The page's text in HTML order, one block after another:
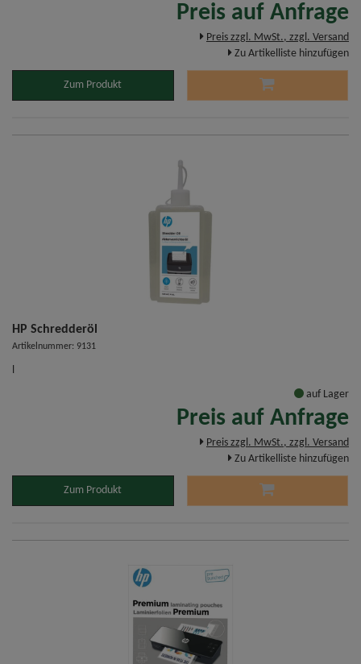
Preis auf Anfrage
Preis zzgl. MwSt., zzgl. Versand
Zu Artikelliste hinzufügen
Zum Produkt
HP Schredderöl
Artikelnummer: 9131
l
auf Lager
Preis auf Anfrage
Preis zzgl. MwSt., zzgl. Versand
Zu Artikelliste hinzufügen
Zum Produkt